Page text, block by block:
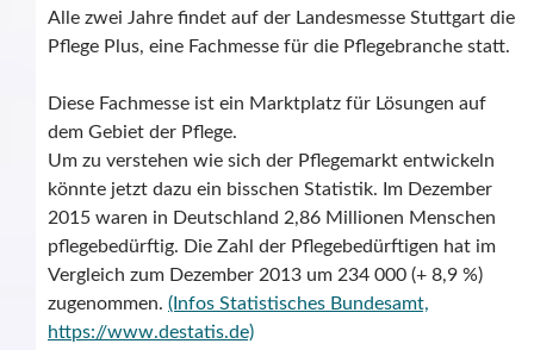
Alle zwei Jahre findet auf der Landesmesse Stuttgart die
Pflege Plus, eine Fachmesse für die Pflegebranche statt.
Diese Fachmesse ist ein Marktplatz für Lösungen auf
dem Gebiet der Pflege.
Um zu verstehen wie sich der Pflegemarkt entwickeln
könnte jetzt dazu ein bisschen Statistik. Im Dezember
2015 waren in Deutschland 2,86 Millionen Menschen
pflegebedürftig. Die Zahl der Pflegebedürftigen hat im
Vergleich zum Dezember 2013 um 234 000 (+ 8,9 %)
zugenommen. (Infos Statistisches Bundesamt,
https://www.destatis.de)